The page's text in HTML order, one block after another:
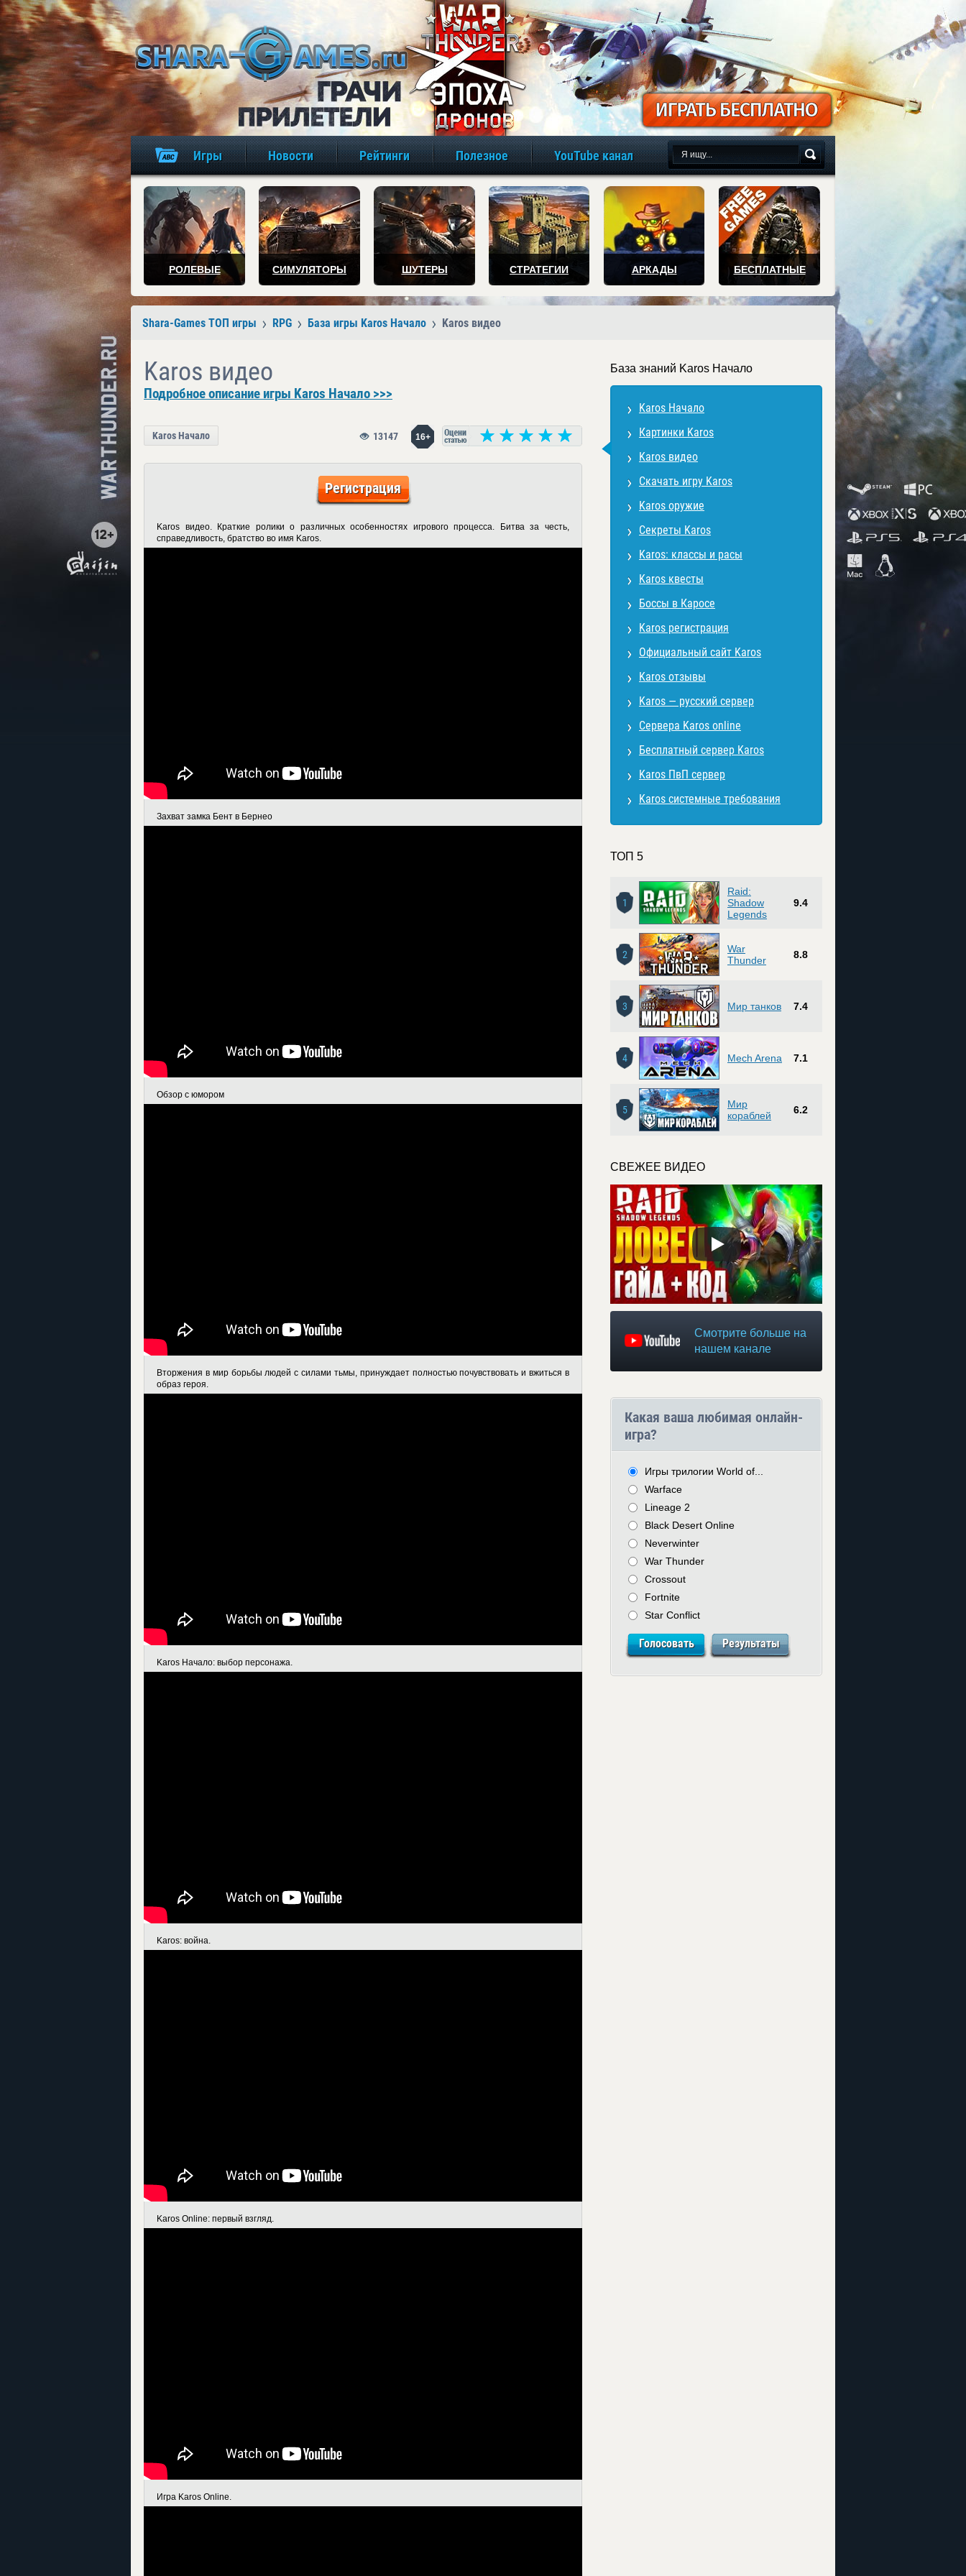
игры онлайн бесплатно
Игры Новости Рейтинги Полезное YouTube канал
РОЛЕВЫЕ СИМУЛЯТОРЫ ШУТЕРЫ СТРАТЕГИИ АРКАДЫ БЕСПЛАТНЫЕ
Shara-Games ТОП игры RPG База игры Karos Начало Karos видео
Karos видео
Подробное описание игры Karos Начало >>>
Karos Начало 16+
13147
Регистрация
Karos видео. Краткие ролики о различных особенностях игрового процесса. Битва за честь,
справедливость, братство во имя Karos.
Захват замка Бент в Бернео
Обзор с юмором
Вторжения в мир борьбы людей с силами тьмы, принуждает полностью почувствовать и вжиться в
образ героя.
Karos Начало: выбор персонажа.
Karos: война.
Karos Online: первый взгляд.
Игра Karos Online.
База знаний Karos Начало
Karos Начало
Картинки Karos
Karos видео
Скачать игру Karos
Karos оружие
Секреты Karos
Karos: классы и расы
Karos квесты
Боссы в Каросе
Karos регистрация
Официальный сайт Karos
Karos отзывы
Karos — русский сервер
Сервера Karos online
Бесплатный сервер Karos
Karos ПвП сервер
Karos системные требования
ТОП 5
1
Raid:
Shadow
Legends
9.4
2
War
Thunder
8.8
3 Мир танков 7.4
4 Mech Arena 7.1
5
Мир
кораблей
6.2
СВЕЖЕЕ ВИДЕО
Смотрите больше на
нашем канале
Какая ваша любимая онлайн-
игра?
Игры трилогии World of...
Warface
Lineage 2
Black Desert Online
Neverwinter
War Thunder
Crossout
Fortnite
Star Conflict